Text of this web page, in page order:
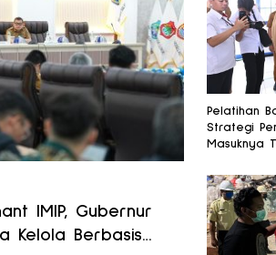
IMIP, Gubernur
Kelola Berbasis
Pelatihan
Strategi
Masuknya